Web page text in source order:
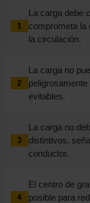
1
La carga debe
comprometa la
la circulación.
2
La carga no
evitables.
3
La carga no
distintivos,
conductor.
4
El centro de
posible para